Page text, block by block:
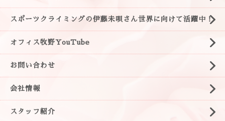
スポーツクライミングの伊藤未唄さん世界に向けて活躍中！
オフィス牧野YouTube
お問い合わせ
会社情報
スタッフ紹介